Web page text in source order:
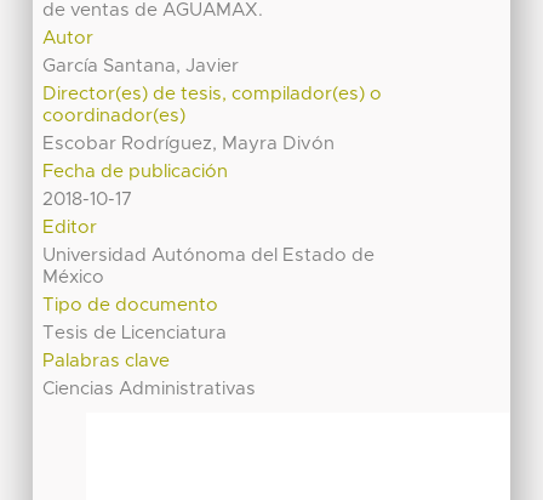
de ventas de AGUAMAX.
Autor
García Santana, Javier
Director(es) de tesis, compilador(es) o
coordinador(es)
Escobar Rodríguez, Mayra Divón
Fecha de publicación
2018-10-17
Editor
Universidad Autónoma del Estado de
México
Tipo de documento
Tesis de Licenciatura
Palabras clave
Ciencias Administrativas